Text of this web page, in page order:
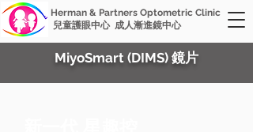
Herman & Partners Optometric Clinic
兒童護眼中心 成人漸進鏡中心
MiyoSmart (DIMS) 鏡片